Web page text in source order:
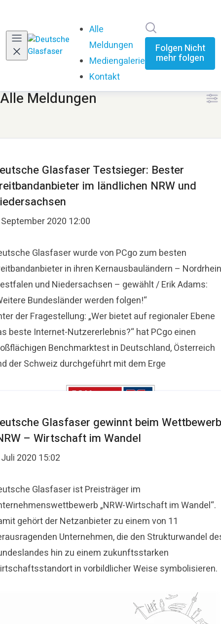
Alle
Meldungen
Mediengalerie
Kontakt
Folgen Nicht
mehr folgen
Alle Meldungen
Glasfaser Testsieger: Bester
im ländlichen NRW und
2020 12:00
Glasfaser wurde von PCgo zum besten
in ihren Kernausbauländern –
und Niedersachsen – gewählt / Erik Adams:
Bundesländer werden folgen!“
der Fragestellung: „Wer bietet auf regionaler Ebene
beste Internet-Nutzererlebnis?“ hat PCgo einen
Benchmarktest in Deutschland, Österreich
der Schweiz durchgeführt mit dem Erge
Glasfaser gewinnt beim Wettbewerb
– Wirtschaft im Wandel
2020 15:02
Glasfaser ist Preisträger im
„NRW-Wirtschaft im Wandel“.
gehört der Netzanbieter zu einem von 11
Unternehmen, die den Strukturwandel
hin zu einem zukunftsstarken
in vorbildlicher Weise symbolisieren.